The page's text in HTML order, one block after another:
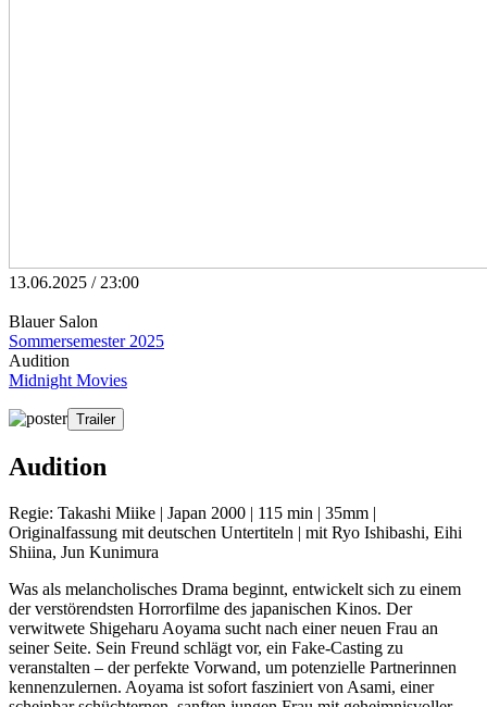
13.06.2025 / 23:00
Blauer Salon
Sommersemester 2025
Audition
Midnight Movies
Trailer
Audition
Regie: Takashi Miike | Japan 2000 | 115 min | 35mm |
Originalfassung mit deutschen Untertiteln | mit Ryo Ishibashi, Eihi
Shiina, Jun Kunimura
Was als melancholisches Drama beginnt, entwickelt sich zu einem
der verstörendsten Horrorfilme des japanischen Kinos. Der
verwitwete Shigeharu Aoyama sucht nach einer neuen Frau an
seiner Seite. Sein Freund schlägt vor, ein Fake-Casting zu
veranstalten – der perfekte Vorwand, um potenzielle Partnerinnen
kennenzulernen. Aoyama ist sofort fasziniert von Asami, einer